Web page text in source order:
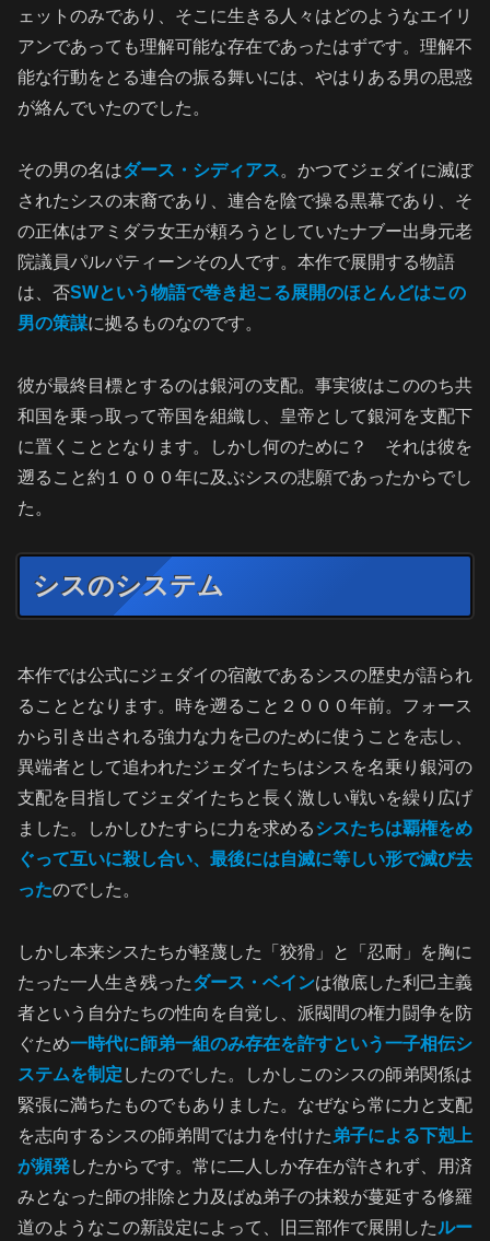
ェットのみであり、そこに生きる人々はどのようなエイリ
アンであっても理解可能な存在であったはずです。理解不
能な行動をとる連合の振る舞いには、やはりある男の思惑
が絡んでいたのでした。
その男の名はダース・シディアス。かつてジェダイに滅ぼ
されたシスの末裔であり、連合を陰で操る黒幕であり、そ
の正体はアミダラ女王が頼ろうとしていたナブー出身元老
院議員パルパティーンその人です。本作で展開する物語
は、否SWという物語で巻き起こる展開のほとんどはこの
男の策謀に拠るものなのです。
彼が最終目標とするのは銀河の支配。事実彼はこののち共
和国を乗っ取って帝国を組織し、皇帝として銀河を支配下
に置くこととなります。しかし何のために？ それは彼を
遡ること約１０００年に及ぶシスの悲願であったからでし
た。
シスのシステム
本作では公式にジェダイの宿敵であるシスの歴史が語られ
ることとなります。時を遡ること２０００年前。フォース
から引き出される強力な力を己のために使うことを志し、
異端者として追われたジェダイたちはシスを名乗り銀河の
支配を目指してジェダイたちと長く激しい戦いを繰り広げ
ました。しかしひたすらに力を求めるシスたちは覇権をめ
ぐって互いに殺し合い、最後には自滅に等しい形で滅び去
ったのでした。
しかし本来シスたちが軽蔑した「狡猾」と「忍耐」を胸に
たった一人生き残ったダース・ベインは徹底した利己主義
者という自分たちの性向を自覚し、派閥間の権力闘争を防
ぐため一時代に師弟一組のみ存在を許すという一子相伝シ
ステムを制定 したのでした。しかしこのシスの師弟関係は
緊張に満ちたものでもありました。なぜなら常に力と支配
を志向するシスの師弟間では力を付けた 弟子による下剋上
が頻発したからです。常に二人しか存在が許されず、用済
みとなった師の排除と力及ばぬ弟子の抹殺が蔓延する修羅
道のようなこの新設定によって、旧三部作で展開したルー